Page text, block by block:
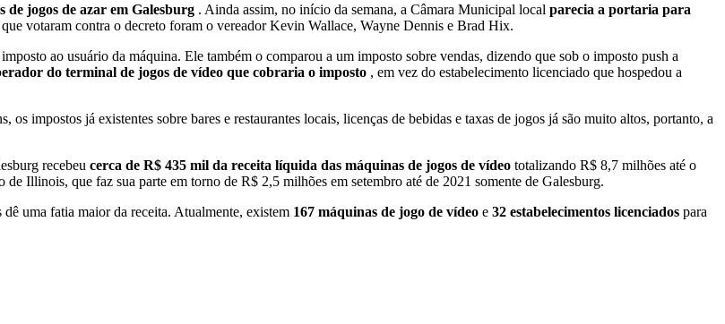
de jogos de azar em Galesburg . Ainda assim, no início da semana, a Câmara Municipal local parecia a portaria para
que votaram contra o decreto foram o vereador Kevin Wallace, Wayne Dennis e Brad Hix.
ao usuário da máquina. Ele também o comparou a um imposto sobre vendas, dizendo que sob o imposto push a
do terminal de jogos de vídeo que cobraria o imposto , em vez do estabelecimento licenciado que hospedou a
impostos já existentes sobre bares e restaurantes locais, licenças de bebidas e taxas de jogos já são muito altos, portanto, a
recebeu cerca de R$ 435 mil da receita líquida das máquinas de jogos de vídeo totalizando R$ 8,7 milhões até o
Illinois, que faz sua parte em torno de R$ 2,5 milhões em setembro até de 2021 somente de Galesburg.
uma fatia maior da receita. Atualmente, existem 167 máquinas de jogo de vídeo e 32 estabelecimentos licenciados para